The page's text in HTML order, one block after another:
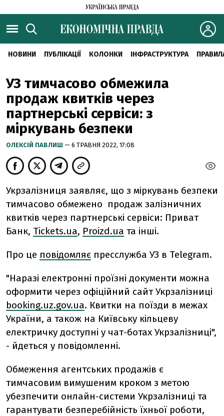
НОВИНИ ПУБЛІКАЦІЇ КОЛОНКИ ІНФРАСТРУКТУРА
УЗ тимчасово обмежила
продаж квитків через
партнерські сервіси: з
міркувань безпеки
ОЛЕКСІЙ ПАВЛИШ — 6 ТРАВНЯ 2022, 17:08
Укрзалізниця заявляє, що з міркувань безпеки
тимчасово обмежено продаж залізничних
квитків через партнерські сервіси: Приват
Банк, Tickets.ua, Proizd.ua та інші.
Про це повідомляє пресслужба УЗ в Telegram.
"Наразі електронні проїзні документи можна
оформити через офіційний сайт Укрзалізниці
booking.uz.gov.ua. Квитки на поїзди в межах
України, а також на Київську кільцеву
електричку доступні у чат-ботах Укрзалізниці",
- йдеться у повідомленні.
Обмеження агентських продажів є
тимчасовим вимушеним кроком з метою
убезпечити онлайн-системи Укрзалізниці та
гарантувати безперебійність їхньої роботи,